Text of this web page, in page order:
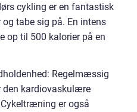
cykling er en fantastisk
tabe sig på. En intens
til 500 kalorier på en
Regelmæssig
den kardiovaskulære
er også